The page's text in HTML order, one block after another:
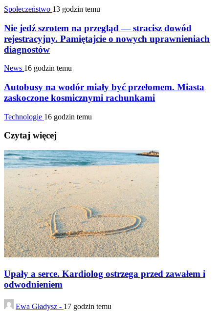
Społeczeństwo 13 godzin temu
Nie jedź szrotem na przegląd — stracisz dowód
rejestracyjny. Pamiętajcie o nowych uprawnieniach
diagnostów
News 16 godzin temu
Autobusy na wodór miały być przełomem. Miasta
zaskoczone kosmicznymi rachunkami
Technologie 16 godzin temu
Czytaj więcej
Upały a serce. Kardiolog ostrzega przed zawałem i
odwodnieniem
Ewa Gładysz - 17 godzin temu